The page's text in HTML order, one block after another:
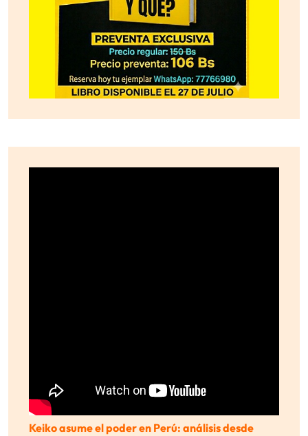
Keiko asume el poder en Perú: análisis desde